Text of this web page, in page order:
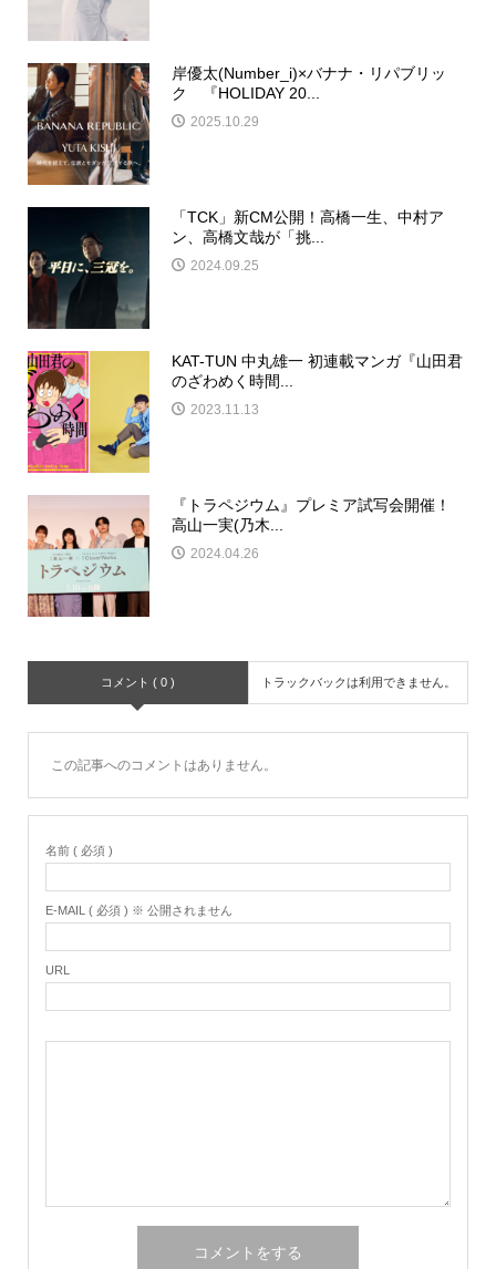
岸優太(Number_i)×バナナ・リパブリッ
ク 『HOLIDAY 20...
2025.10.29
「TCK」新CM公開！高橋一生、中村ア
ン、高橋文哉が「挑...
2024.09.25
KAT-TUN 中丸雄一 初連載マンガ『山田君
のざわめく時間...
2023.11.13
『トラペジウム』プレミア試写会開催！
高山一実(乃木...
2024.04.26
コメント ( 0 ) トラックバックは利用できません。
この記事へのコメントはありません。
名前 ( 必須 )
E-MAIL ( 必須 ) ※ 公開されません
URL